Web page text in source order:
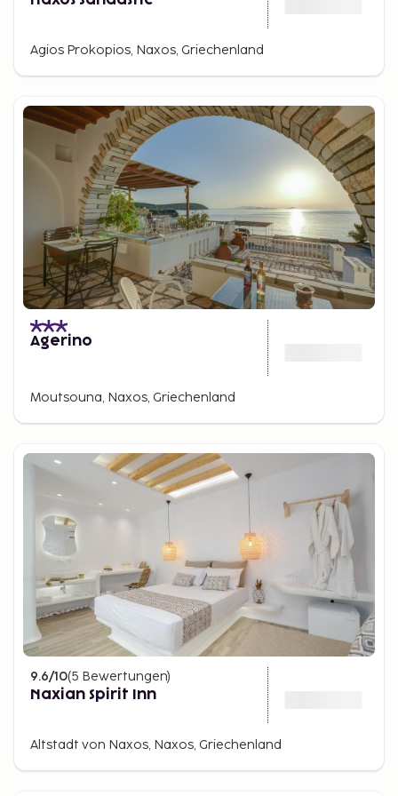
Agios Prokopios, Naxos, Griechenland
Agerino
Moutsouna, Naxos, Griechenland
9.6/10(5 Bewertungen)
Naxian Spirit Inn
Altstadt von Naxos, Naxos, Griechenland